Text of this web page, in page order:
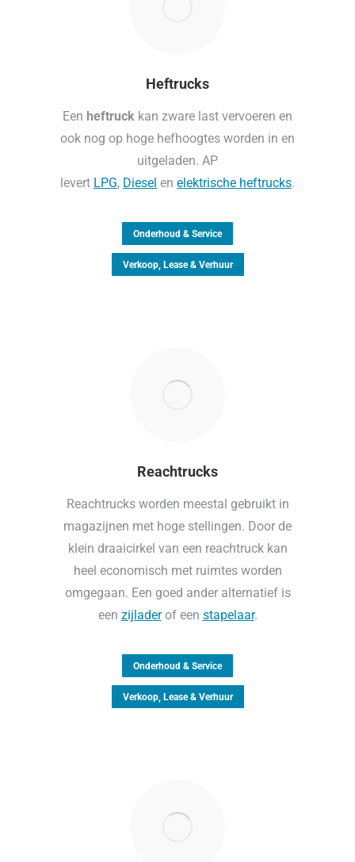
Heftrucks
Een heftruck kan zware last vervoeren en
ook nog op hoge hefhoogtes worden in en
uitgeladen. AP
levert LPG, Diesel en elektrische heftrucks.
Onderhoud & Service
Verkoop, Lease & Verhuur
Reachtrucks
Reachtrucks worden meestal gebruikt in
magazijnen met hoge stellingen. Door de
klein draaicirkel van een reachtruck kan
heel economisch met ruimtes worden
omgegaan. Een goed ander alternatief is
een zijladerof een stapelaar.
Onderhoud & Service
Verkoop, Lease & Verhuur